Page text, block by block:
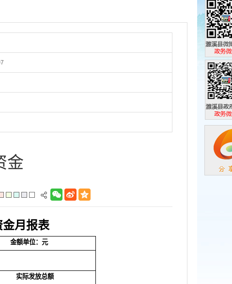
金
月报表
金额单位：元
实际发放总额
濉溪县政
政务微博
濉溪县政
政务微信